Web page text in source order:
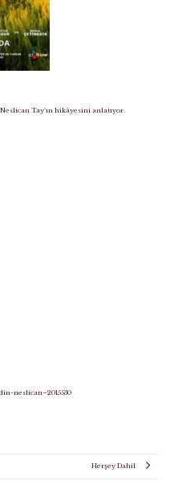
Tay’ın hikâyesini anlatıyor.
neslican–2015530
Herşey Dahil